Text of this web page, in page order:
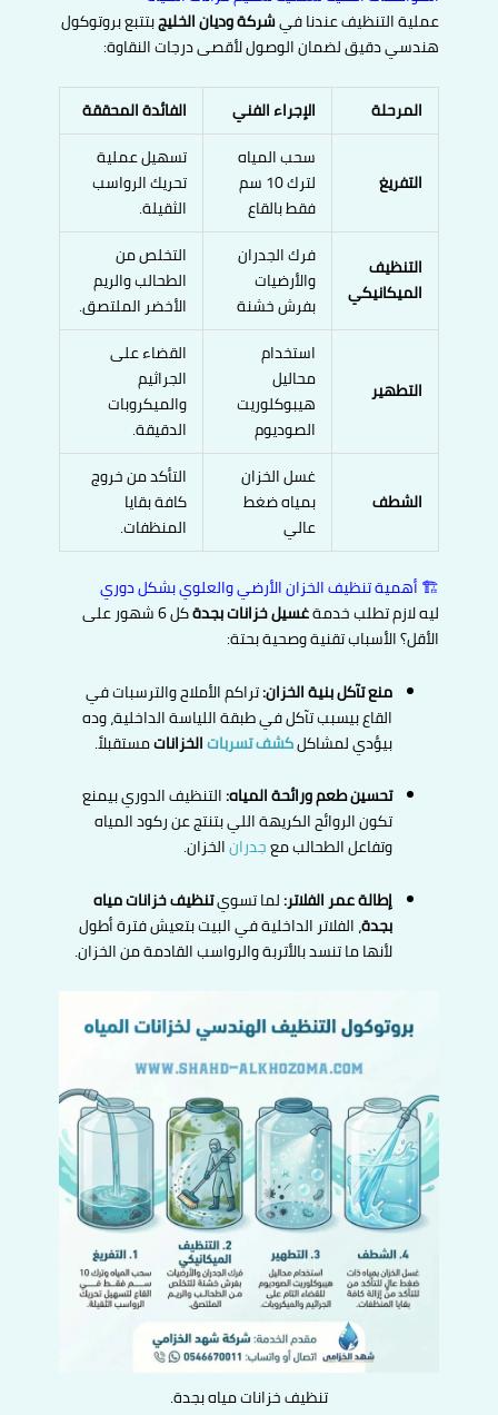
عملية التنظيف عندنا فيشركة وديان الخليجبتتبع بروتوكول
هندسي دقيق لضمان الوصول لأقصى درجات النقاوة:
المرحلة الإجراء الفني الفائدة المحققة
التفريغ
سحب المياه
لترك 10 سم
فقط بالقاع
تسهيل عملية
تحريك الرواسب
الثقيلة.
التنظيف
الميكانيكي
فرك الجدران
والأرضيات
بفرش خشنة
التخلص من
الطحالب والريم
الأخضر الملتصق.
التطهير
استخدام
محاليل
هيبوكلوريت
الصوديوم
القضاء على
الجراثيم
والميكروبات
الدقيقة.
الشطف
غسل الخزان
بمياه ضغط
عالي
التأكد من خروج
كافة بقايا
المنظفات.
🏗️ أهمية تنظيف الخزان الأرضي والعلوي بشكل دوري
ليه لازم تطلب خدمةغسيل خزانات بجدة
كل 6 شهور على
الأقل؟ الأسباب تقنية وصحية بحتة:
منع تآكل بنية الخزان:تراكم الأملاح والترسبات في
القاع بيسبب تآكل في طبقة اللياسة الداخلية، وده
بيؤدي لمشاكلكشف تسرباتالخزاناتمستقبلاً.
تحسين طعم ورائحة المياه:التنظيف الدوري بيمنع
تكون الروائح الكريهة اللي بتنتج عن ركود المياه
وتفاعل الطحالب معجدرانالخزان.
إطالة عمر الفلاتر:لما تسويتنظيف خزانات مياه
بجدة، الفلاتر الداخلية في البيت بتعيش فترة أطول
لأنها ما تنسد بالأتربة والرواسب القادمة من الخزان.
تنظيف خزانات مياه بجدة.